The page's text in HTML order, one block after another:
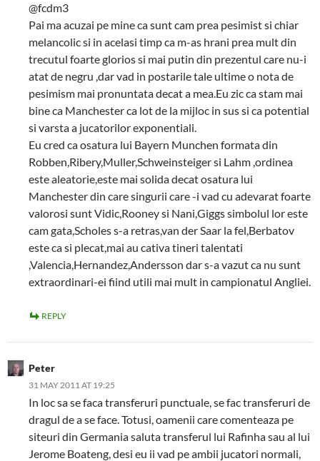
@fcdm3
Pai ma acuzai pe mine ca sunt cam prea pesimist si chiar
melancolic si in acelasi timp ca m-as hrani prea mult din
trecutul foarte glorios si mai putin din prezentul care nu-i
atat de negru ,dar vad in postarile tale ultime o nota de
pesimism mai pronuntata decat a mea.Eu zic ca stam mai
bine ca Manchester ca lot de la mijloc in sus si ca potential
si varsta a jucatorilor exponentiali.
Eu cred ca osatura lui Bayern Munchen formata din
Robben,Ribery,Muller,Schweinsteiger si Lahm ,ordinea
este aleatorie,este mai solida decat osatura lui
Manchester din care singurii care -i vad cu adevarat foarte
valorosi sunt Vidic,Rooney si Nani,Giggs simbolul lor este
cam gata,Scholes s-a retras,van der Saar la fel,Berbatov
este ca si plecat,mai au cativa tineri talentati
,Valencia,Hernandez,Andersson dar s-a vazut ca nu sunt
extraordinari-ei fiind utili mai mult in campionatul Angliei.
REPLY
Peter
31 MAY 2011 AT 19:25
In loc sa se faca transferuri punctuale, se fac transferuri de
dragul de a se face. Totusi, oamenii care comenteaza pe
siteuri din Germania saluta transferul lui Rafinha sau al lui
Jerome Boateng, desi eu ii vad pe ambii jucatori normali,